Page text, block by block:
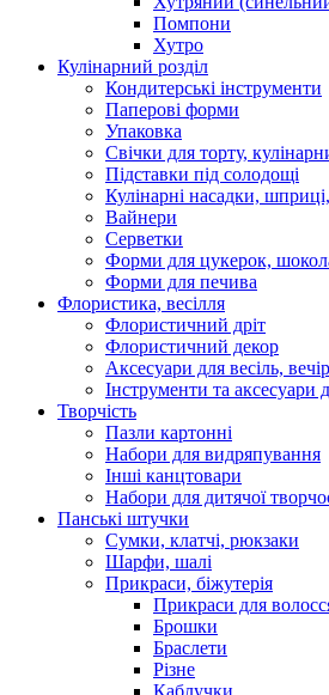
Помпони
Хутро
Кулінарний розділ
Кондитерські інструменти
Паперові форми
Упаковка
Свічки для торту,
Підставки під солодощі
Кулінарні насадки,
Вайнери
Серветки
Форми для цукерок,
Форми для печива
Флористика, весілля
Флористичний дріт
Флористичний декор
Аксесуари для весіль,
Інструменти та аксесуари
Творчість
Пазли картонні
Набори для видряпування
Інші канцтовари
Набори для дитячої
Панські штучки
Сумки, клатчі, рюкзаки
Шарфи, шалі
Прикраси, біжутерія
Прикраси для
Брошки
Браслети
Різне
Каблучки